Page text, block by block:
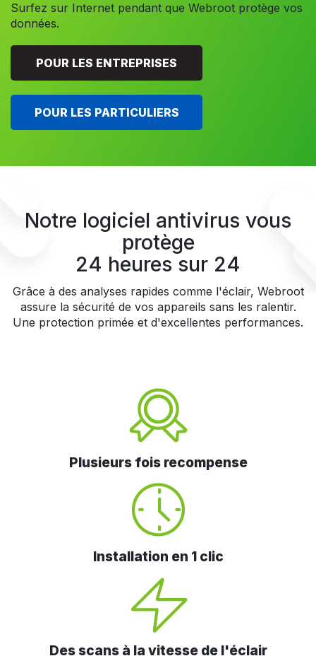
Surfez sur Internet pendant que Webroot protège vos
données.
POUR LES ENTREPRISES
POUR LES PARTICULIERS
Notre logiciel antivirus vous
protège
24 heures sur 24
Grâce à des analyses rapides comme l'éclair, Webroot
assure la sécurité de vos appareils sans les ralentir.
Une protection primée et d'excellentes performances.
Plusieurs fois recompense
Installation en 1 clic
Des scans à la vitesse de l'éclair